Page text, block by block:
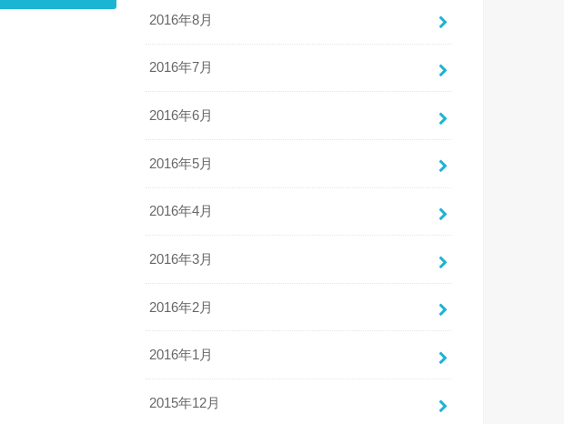
2016年8月
2016年7月
2016年6月
2016年5月
2016年4月
2016年3月
2016年2月
2016年1月
2015年12月